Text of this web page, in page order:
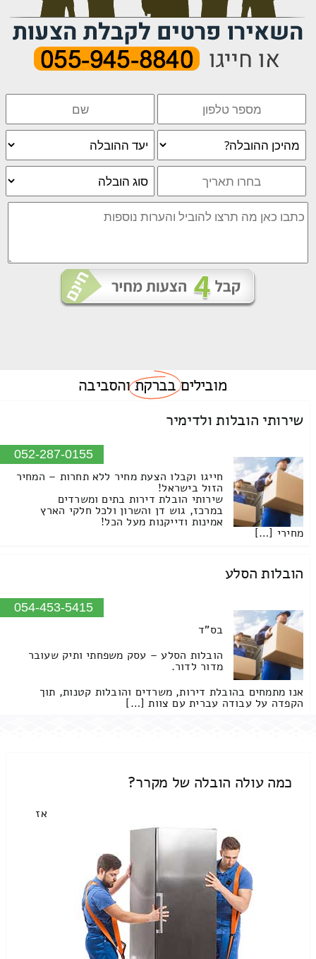
מוביליםבברקתוהסביבה
שירותי הובלות ולדימיר
052-287-0155
חייגו וקבלו הצעת מחיר ללא תחרות – המחיר
הזול בישראל!
שירותי הובלת דירות בתים ומשרדים
במרכז, גוש דן והשרון ולכל חלקי הארץ
אמינות ודייקנות מעל הכל!
מחירי […]
הובלות הסלע
054-453-5415
בס"ד
הובלות הסלע – עסק משפחתי ותיק שעובר
מדור לדור.
אנו מתמחים בהובלת דירות, משרדים והובלות קטנות, תוך
הקפדה על עבודה עברית עם צוות […]
כמה עולה הובלה של מקרר?
אז